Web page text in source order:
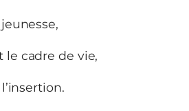
cadre de vie,